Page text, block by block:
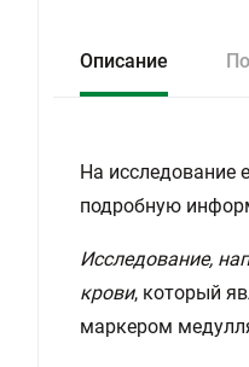
Описание
На исследование
подробную
Исследование,
крови, который
маркером